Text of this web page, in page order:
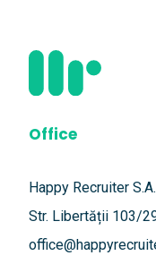
Office
Happy Recruiter S.A.
Str. Libertății 103/